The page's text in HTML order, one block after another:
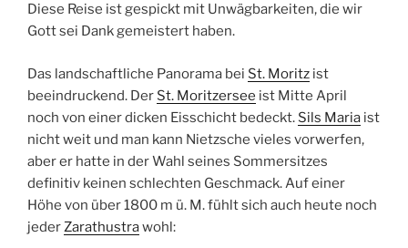
Diese Reise ist gespickt mit Unwägbarkeiten, die wir
Gott sei Dank gemeistert haben.
Das landschaftliche Panorama bei St. Moritz ist
beeindruckend. Der St. Moritzersee ist Mitte April
noch von einer dicken Eisschicht bedeckt. Sils Maria ist
nicht weit und man kann Nietzsche vieles vorwerfen,
aber er hatte in der Wahl seines Sommersitzes
definitiv keinen schlechten Geschmack. Auf einer
Höhe von über 1800 m ü. M. fühlt sich auch heute noch
jederZarathustrawohl: